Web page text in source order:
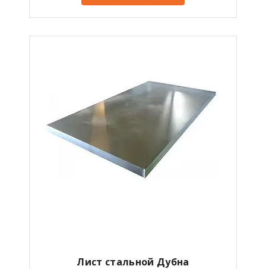
Лист стальной Дубна